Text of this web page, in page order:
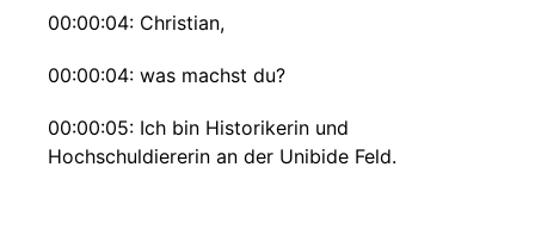
00:00:04: Christian,
00:00:04: was machst du?
00:00:05: Ich bin Historikerin und
Hochschuldiererin an der Unibide Feld.